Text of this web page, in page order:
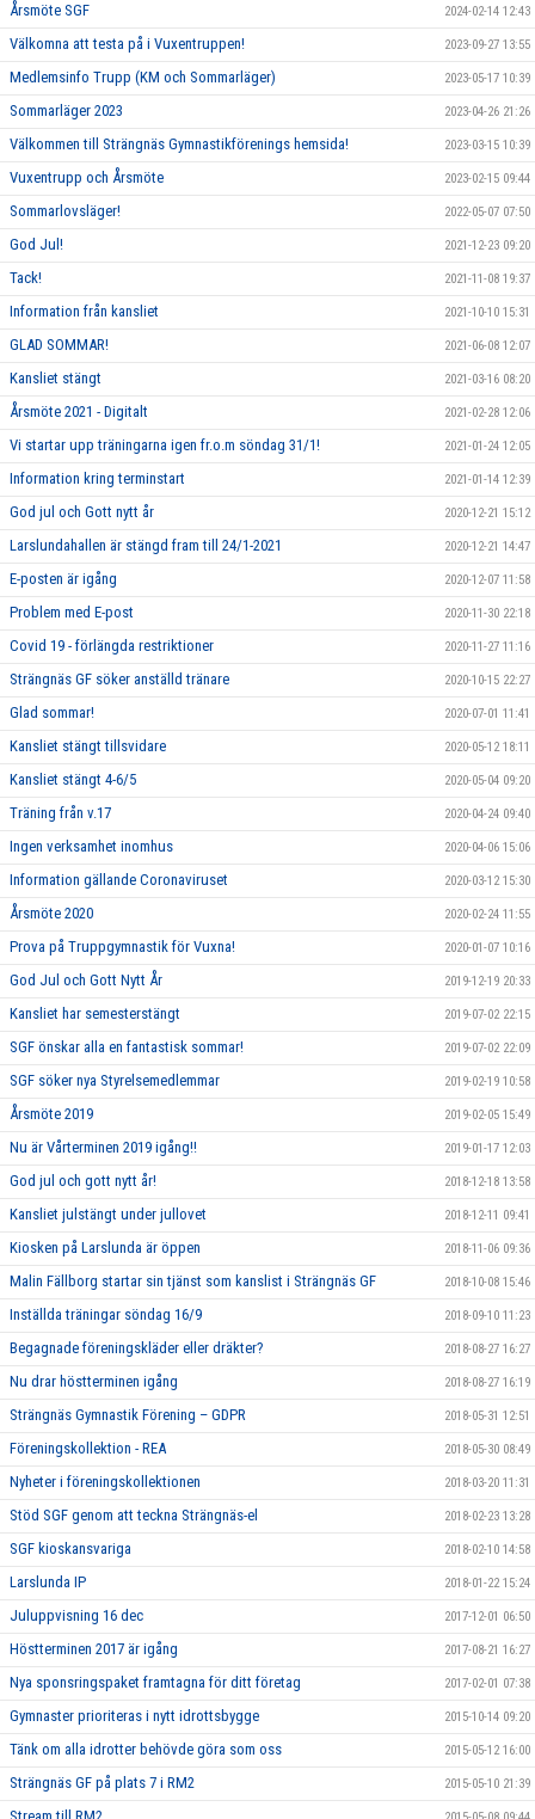
Årsmöte SGF 2024-02-14 12:43
Välkomna att testa på i Vuxentruppen! 2023-09-27 13:55
Medlemsinfo Trupp (KM och Sommarläger) 2023-05-17 10:39
Sommarläger 2023 2023-04-26 21:26
Välkommen till Strängnäs Gymnastikförenings hemsida! 2023-03-15 10:39
Vuxentrupp och Årsmöte 2023-02-15 09:44
Sommarlovsläger! 2022-05-07 07:50
God Jul! 2021-12-23 09:20
Tack! 2021-11-08 19:37
Information från kansliet 2021-10-10 15:31
GLAD SOMMAR! 2021-06-08 12:07
Kansliet stängt 2021-03-16 08:20
Årsmöte 2021 - Digitalt 2021-02-28 12:06
Vi startar upp träningarna igen fr.o.m söndag 31/1! 2021-01-24 12:05
Information kring terminstart 2021-01-14 12:39
God jul och Gott nytt år 2020-12-21 15:12
Larslundahallen är stängd fram till 24/1-2021 2020-12-21 14:47
E-posten är igång 2020-12-07 11:58
Problem med E-post 2020-11-30 22:18
Covid 19 - förlängda restriktioner 2020-11-27 11:16
Strängnäs GF söker anställd tränare 2020-10-15 22:27
Glad sommar! 2020-07-01 11:41
Kansliet stängt tillsvidare 2020-05-12 18:11
Kansliet stängt 4-6/5 2020-05-04 09:20
Träning från v.17 2020-04-24 09:40
Ingen verksamhet inomhus 2020-04-06 15:06
Information gällande Coronaviruset 2020-03-12 15:30
Årsmöte 2020 2020-02-24 11:55
Prova på Truppgymnastik för Vuxna! 2020-01-07 10:16
God Jul och Gott Nytt År 2019-12-19 20:33
Kansliet har semesterstängt 2019-07-02 22:15
SGF önskar alla en fantastisk sommar! 2019-07-02 22:09
SGF söker nya Styrelsemedlemmar 2019-02-19 10:58
Årsmöte 2019 2019-02-05 15:49
Nu är Vårterminen 2019 igång!! 2019-01-17 12:03
God jul och gott nytt år! 2018-12-18 13:58
Kansliet julstängt under jullovet 2018-12-11 09:41
Kiosken på Larslunda är öppen 2018-11-06 09:36
Malin Fällborg startar sin tjänst som kanslist i Strängnäs GF 2018-10-08 15:46
Inställda träningar söndag 16/9 2018-09-10 11:23
Begagnade föreningskläder eller dräkter? 2018-08-27 16:27
Nu drar höstterminen igång 2018-08-27 16:19
Strängnäs Gymnastik Förening – GDPR 2018-05-31 12:51
Föreningskollektion - REA 2018-05-30 08:49
Nyheter i föreningskollektionen 2018-03-20 11:31
Stöd SGF genom att teckna Strängnäs-el 2018-02-23 13:28
SGF kioskansvariga 2018-02-10 14:58
Larslunda IP 2018-01-22 15:24
Juluppvisning 16 dec 2017-12-01 06:50
Höstterminen 2017 är igång 2017-08-21 16:27
Nya sponsringspaket framtagna för ditt företag 2017-02-01 07:38
Gymnaster prioriteras i nytt idrottsbygge 2015-10-14 09:20
Tänk om alla idrotter behövde göra som oss 2015-05-12 16:00
Strängnäs GF på plats 7 i RM2 2015-05-10 21:39